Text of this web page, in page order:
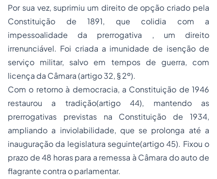
Por sua vez, suprimiu um direito de opção criado pela
Constituição de 1891, que colidia com a
impessoalidade da prerrogativa , um direito
irrenunciável. Foi criada a imunidade de isenção de
serviço militar, salvo em tempos de guerra, com
licença da Câmara (artigo 32, § 2º).
Com o retorno à democracia, a Constituição de 1946
restaurou a tradição(artigo 44), mantendo as
prerrogativas previstas na Constituição de 1934,
ampliando a inviolabilidade, que se prolonga até a
inauguração da legislatura seguinte(artigo 45). Fixou o
prazo de 48 horas para a remessa à Câmara do auto de
flagrante contra o parlamentar.